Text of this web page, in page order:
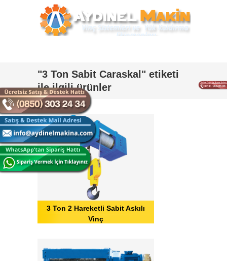
"3 Ton Sabit Caraskal" etiketi
ile ilgili ürünler
3 Ton 2 Hareketli Sabit Askılı
Vinç